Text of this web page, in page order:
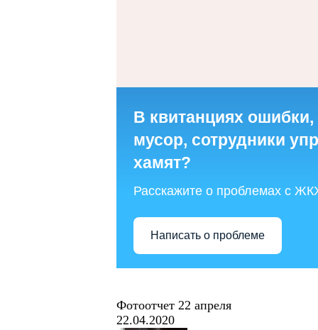
В квитанциях
мусор, сотрудники
хамят?
Расскажите о проблемах с
Написать о проблеме
Фотоотчет 22 апреля
22.04.2020